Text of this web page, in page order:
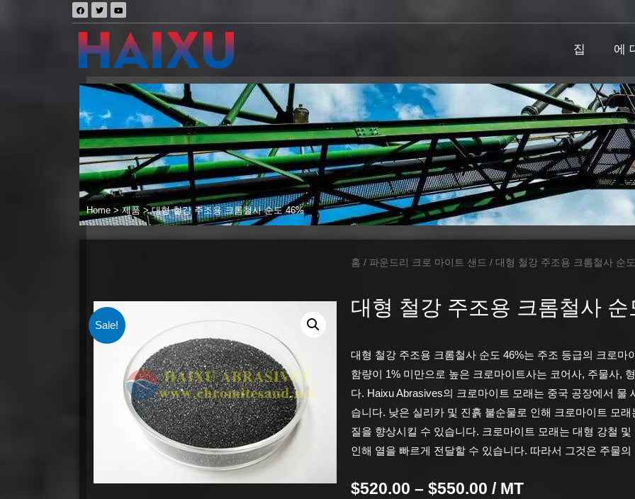
집 에
Home >제품 >대형 철강 주조용 크롬철사 순도 46%
Sale!
홈 / 파운드리 크로 마이트 샌드 / 대형 철강 주조용 크롬철사 순
대형 철강 주조용 크롬철사
대형 철강 주조용 크롬철사 순도 46%는 주조 등급의 크로마
함량이 1% 미만으로 높은 크로마이트사는 코어사, 주물사,
다. Haixu Abrasives의 크로마이트 모래는 중국 공장에서 물
습니다. 낮은 실리카 및 진흙 불순물로 인해 크로마이트 모
질을 향상시킬 수 있습니다. 크로마이트 모래는 대형 강철
인해 열을 빠르게 전달할 수 있습니다. 따라서 그것은 주물
$520.00 – $550.00 / MT